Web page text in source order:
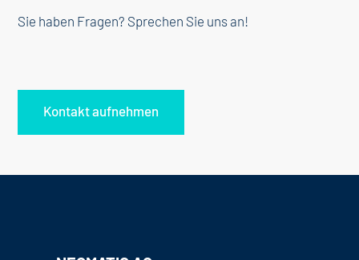
Sie haben Fragen? Sprechen Sie uns an!
Kontakt aufnehmen